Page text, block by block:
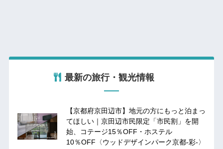
最新の旅行・観光情報
【京都府京田辺市】地元の方にもっと泊まっ
てほしい｜京田辺市民限定「市民割」を開
始、コテージ15％OFF・ホステル
10％OFF〈ウッドデザインパーク京都-彩-〉